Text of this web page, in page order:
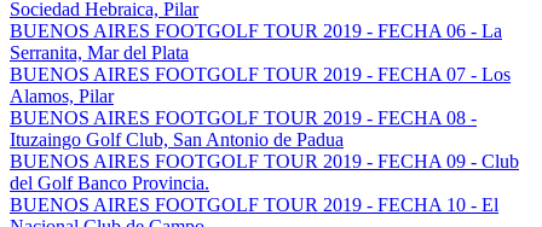
Sociedad Hebraica, Pilar
BUENOS AIRES FOOTGOLF TOUR 2019 - FECHA 06 - La
Serranita, Mar del Plata
BUENOS AIRES FOOTGOLF TOUR 2019 - FECHA 07 - Los
Alamos, Pilar
BUENOS AIRES FOOTGOLF TOUR 2019 - FECHA 08 -
Ituzaingo Golf Club, San Antonio de Padua
BUENOS AIRES FOOTGOLF TOUR 2019 - FECHA 09 - Club
del Golf Banco Provincia.
BUENOS AIRES FOOTGOLF TOUR 2019 - FECHA 10 - El